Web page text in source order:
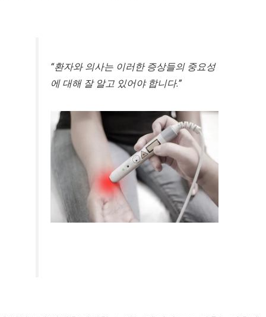
“환자와 의사는 이러한 증상들의 중요성
에 대해 잘 알고 있어야 합니다.”